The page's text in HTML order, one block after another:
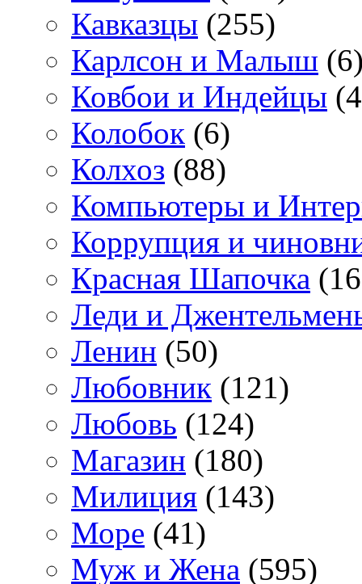
Кавказцы (255)
Карлсон и Малыш
Ковбои и Индейцы
Колобок (6)
Колхоз (88)
Компьютеры и
Коррупция и
Красная Шапочка
Леди и
Ленин (50)
Любовник (121)
Любовь (124)
Магазин (180)
Милиция (143)
Море (41)
Муж и Жена (595)